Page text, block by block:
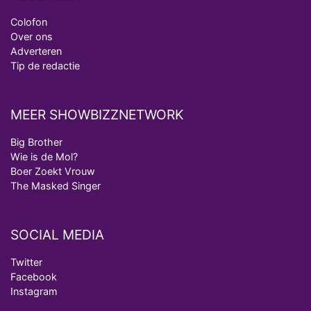
Colofon
Over ons
Adverteren
Tip de redactie
MEER SHOWBIZZNETWORK
Big Brother
Wie is de Mol?
Boer Zoekt Vrouw
The Masked Singer
SOCIAL MEDIA
Twitter
Facebook
Instagram